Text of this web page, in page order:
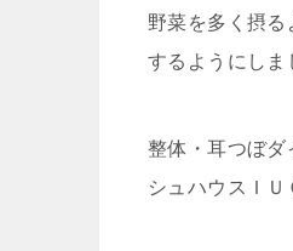
野菜を多く摂
するようにしま
整体・耳つぼダ
シュハウスＩＵ